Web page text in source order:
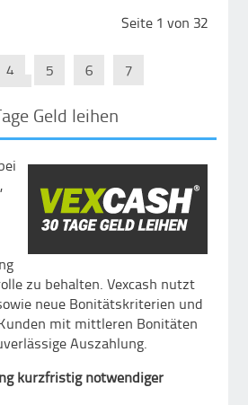
Seite 1 von 32
4 5 6
7
»
Geld leihen
zu behalten. Vexcash nutzt
neue Bonitätskriterien und
mit mittleren Bonitäten
Auszahlung.
kurzfristig notwendiger